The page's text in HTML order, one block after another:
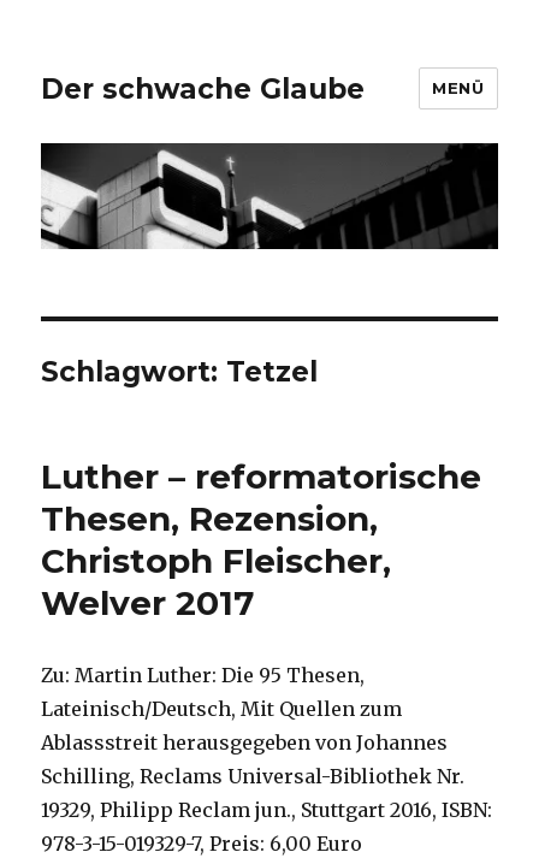
Der schwache Glaube MENÜ
Schlagwort: Tetzel
Luther – reformatorische
Thesen, Rezension,
Christoph Fleischer,
Welver 2017
Zu: Martin Luther: Die 95 Thesen,
Lateinisch/Deutsch, Mit Quellen zum
Ablassstreit herausgegeben von Johannes
Schilling, Reclams Universal-Bibliothek Nr.
19329, Philipp Reclam jun., Stuttgart 2016, ISBN:
978-3-15-019329-7, Preis: 6,00 Euro